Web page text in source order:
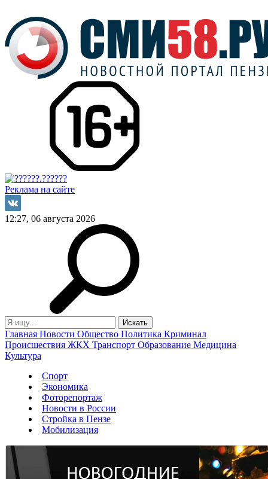
Реклама на сайте
12:27, 06 августа 2026
Главная Новости Общество Политика Криминал
Происшествия ЖКХ Транспорт Образование Медицина
Культура
Спорт
Экономика
Фоторепортаж
Новости в России
Стройка в Пензе
Мобилизация